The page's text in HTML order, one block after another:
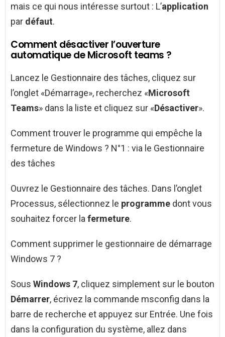
mais ce qui nous intéresse surtout : L’application
par défaut.
Comment désactiver l’ouverture
automatique de Microsoft teams ?
Lancez le Gestionnaire des tâches, cliquez sur
l’onglet «Démarrage», recherchez «Microsoft
Teams» dans la liste et cliquez sur «Désactiver».
Comment trouver le programme qui empêche la
fermeture de Windows ? N°1 : via le Gestionnaire
des tâches
Ouvrez le Gestionnaire des tâches. Dans l’onglet
Processus, sélectionnez le programme dont vous
souhaitez forcer la fermeture.
Comment supprimer le gestionnaire de démarrage
Windows 7 ?
Sous Windows 7, cliquez simplement sur le bouton
Démarrer, écrivez la commande msconfig dans la
barre de recherche et appuyez sur Entrée. Une fois
dans la configuration du système, allez dans